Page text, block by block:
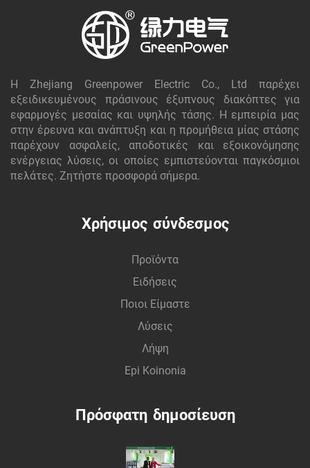
Η Zhejiang Greenpower Electric Co., Ltd παρέχει
εξειδικευμένους πράσινους έξυπνους διακόπτες για
εφαρμογές μεσαίας και υψηλής τάσης. Η εμπειρία μας
στην έρευνα και ανάπτυξη και η προμήθεια μίας στάσης
παρέχουν ασφαλείς, αποδοτικές και εξοικονόμησης
ενέργειας λύσεις, οι οποίες εμπιστεύονται παγκόσμιοι
πελάτες. Ζητήστε προσφορά σήμερα.
Χρήσιμος σύνδεσμος
Προϊόντα
Ειδήσεις
Ποιοι Είμαστε
Λύσεις
Λήψη
Epi Koinonia
Πρόσφατη δημοσίευση